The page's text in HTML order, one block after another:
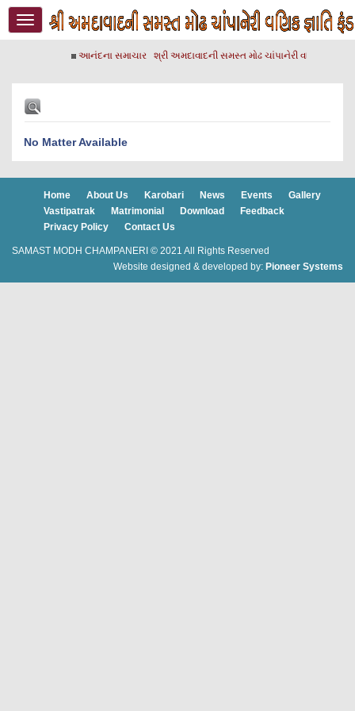
Toggle
navigation
આનંદના સમાચાર
શ્રી અમદાવાદની સમસ્ત મોઢ ચાંપાનેરી વણિક
No Matter Available
Home About Us Karobari News Events
Gallery
Vastipatrak
Matrimonial Download
Feedback
Privacy Policy
Contact Us
SAMAST MODH CHAMPANERI © 2021 All Rights Reserved
Website designed & developed by: Pioneer Systems